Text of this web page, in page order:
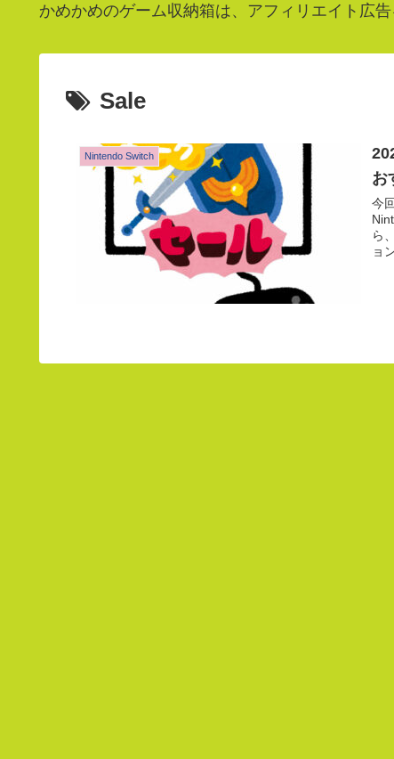
かめかめのゲーム収納箱は、アフィリエイト広告
Sale
Nintendo Switch
お
今
ら
ョ